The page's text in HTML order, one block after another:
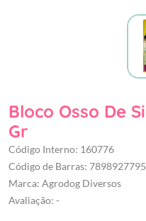
Bloco Osso De
Gr
Código Interno: 160776
Código de Barras:
Marca: Agrodog Diversos
Avaliação: -